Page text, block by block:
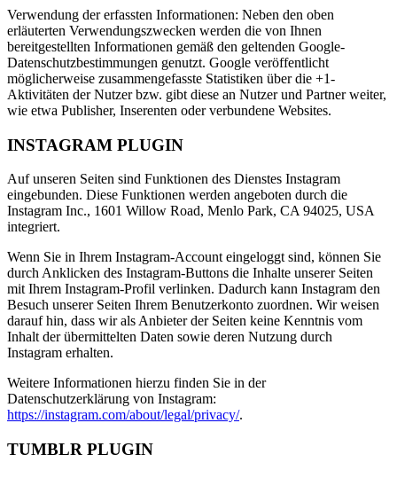
Verwendung der erfassten Informationen: Neben den oben
erläuterten Verwendungszwecken werden die von Ihnen
bereitgestellten Informationen gemäß den geltenden Google-
Datenschutzbestimmungen genutzt. Google veröffentlicht
möglicherweise zusammengefasste Statistiken über die +1-
Aktivitäten der Nutzer bzw. gibt diese an Nutzer und Partner weiter,
wie etwa Publisher, Inserenten oder verbundene Websites.
INSTAGRAM PLUGIN
Auf unseren Seiten sind Funktionen des Dienstes Instagram
eingebunden. Diese Funktionen werden angeboten durch die
Instagram Inc., 1601 Willow Road, Menlo Park, CA 94025, USA
integriert.
Wenn Sie in Ihrem Instagram-Account eingeloggt sind, können Sie
durch Anklicken des Instagram-Buttons die Inhalte unserer Seiten
mit Ihrem Instagram-Profil verlinken. Dadurch kann Instagram den
Besuch unserer Seiten Ihrem Benutzerkonto zuordnen. Wir weisen
darauf hin, dass wir als Anbieter der Seiten keine Kenntnis vom
Inhalt der übermittelten Daten sowie deren Nutzung durch
Instagram erhalten.
Weitere Informationen hierzu finden Sie in der
Datenschutzerklärung von Instagram:
https://instagram.com/about/legal/privacy/.
TUMBLR PLUGIN